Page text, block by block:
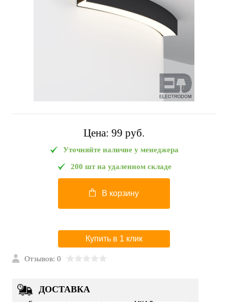
Цена: 99 pуб.
Уточняйте наличие у менеджера
200 шт на удаленном складе
В корзину
Купить в 1 клик
Отзывов: 0
ДОСТАВКА